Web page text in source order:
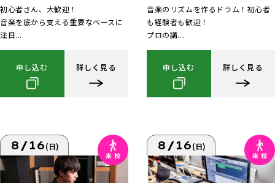
初心者さん、大歓迎！
音楽を底から支える重要なベースに
注目...
申し込む 詳しく見る
音楽のリズムを作るドラム！初心者
も経験者も歓迎！
プロの講...
申し込む 詳しく見る
8/16(日) 8/16(日)